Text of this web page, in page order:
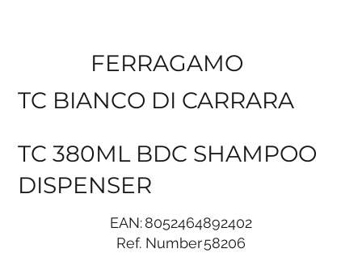
FERRAGAMO
TC BIANCO DI CARRARA
TC 380ML BDC SHAMPOO
DISPENSER
EAN:8052464892402
Ref. Number58206